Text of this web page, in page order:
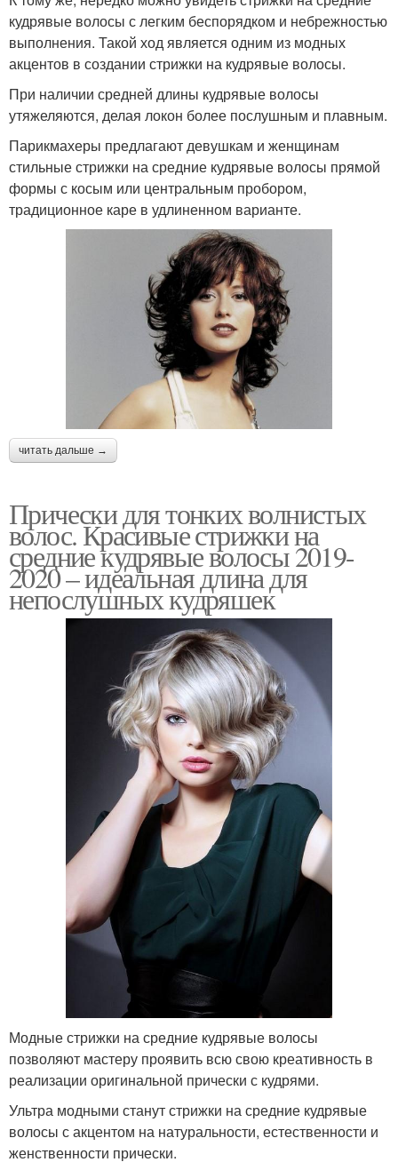
кудрявые волосы с легким беспорядком и небрежностью
выполнения. Такой ход является одним из модных
акцентов в создании стрижки на кудрявые волосы.
При наличии средней длины кудрявые волосы
утяжеляются, делая локон более послушным и плавным.
Парикмахеры предлагают девушкам и женщинам
стильные стрижки на средние кудрявые волосы прямой
формы с косым или центральным пробором,
традиционное каре в удлиненном варианте.
читать дальше →
Прически для тонких волнистых
волос. Красивые стрижки на
средние кудрявые волосы 2019-
2020 – идеальная длина для
непослушных кудряшек
Модные стрижки на средние кудрявые волосы
позволяют мастеру проявить всю свою креативность в
реализации оригинальной прически с кудрями.
Ультра модными станут стрижки на средние кудрявые
волосы с акцентом на натуральности, естественности и
женственности прически.